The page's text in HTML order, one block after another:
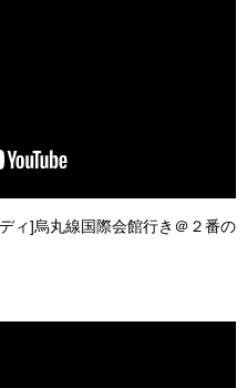
ィ]烏丸線国際会館行き＠２番の